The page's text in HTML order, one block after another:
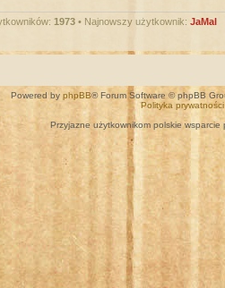
1973 • Najnowszy użytkownik: JaMal
Powered by phpBB® Forum Software © phpBB
Polityka prywatności
Przyjazne użytkownikom polskie wsparcie